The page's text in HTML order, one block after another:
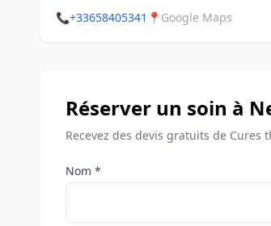
📞+33658405341 📍 Google Maps
Réserver un soin à
Recevez des devis gratuits de Cures
Nom *